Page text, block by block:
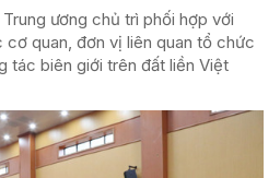
ương chủ trì phối hợp với
quan, đơn vị liên quan tổ chức
tác biên giới trên đất liền Việt